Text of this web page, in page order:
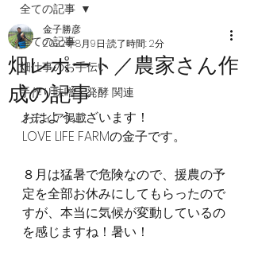
全ての記事
畑仕事のお手伝い
手作り味噌・発酵 関連
メディア掲載
全ての記事
畑レポート／農家さん作
成の記事
金子勝彦
2022年8月9日 読了時間: 2分
おはようございます！
LOVE LIFE FARMの金子です。
８月は猛暑で危険なので、援農の予
定を全部お休みにしてもらったので
すが、本当に気候が変動しているの
を感じますね！暑い！